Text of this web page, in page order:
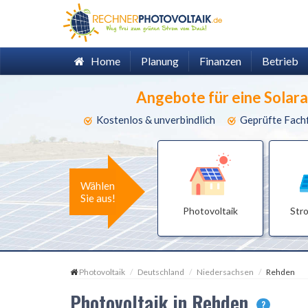
Home Planung Finanzen Betrieb
Angebote für eine
Kostenlos & unverbindlich Geprüfte
Wählen
Sie aus!
Photovoltaik
Photovoltaik Deutschland Niedersachsen Rehden
?